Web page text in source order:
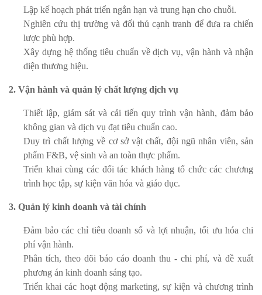
Lập kế hoạch phát triển ngắn hạn và trung hạn cho chuỗi.
Nghiên cứu thị trường và đối thủ cạnh tranh để đưa ra chiến
lược phù hợp.
Xây dựng hệ thống tiêu chuẩn về dịch vụ, vận hành và nhận
diện thương hiệu.
2. Vận hành và quản lý chất lượng dịch vụ
Thiết lập, giám sát và cải tiến quy trình vận hành, đảm bảo
không gian và dịch vụ đạt tiêu chuẩn cao.
Duy trì chất lượng về cơ sở vật chất, đội ngũ nhân viên, sản
phẩm F&B, vệ sinh và an toàn thực phẩm.
Triển khai cùng các đối tác khách hàng tổ chức các chương
trình học tập, sự kiện văn hóa và giáo dục.
3. Quản lý kinh doanh và tài chính
Đảm bảo các chỉ tiêu doanh số và lợi nhuận, tối ưu hóa chi
phí vận hành.
Phân tích, theo dõi báo cáo doanh thu - chi phí, và đề xuất
phương án kinh doanh sáng tạo.
Triển khai các hoạt động marketing, sự kiện và chương trình